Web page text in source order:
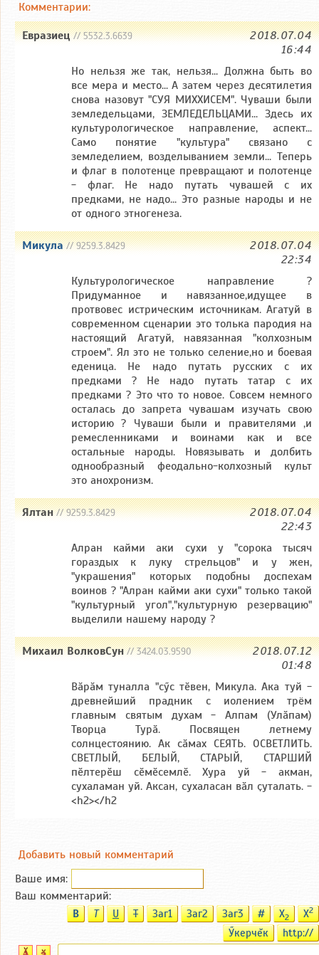
Комментарии:
Евразиец// 5532.3.6639
2018.07.04
16:44
Но нельзя же так, нельзя... Должна быть во
все мера и место... А затем через десятилетия
снова назовут "СУЯ МИХХИСЕМ". Чуваши были
земледельцами, ЗЕМЛЕДЕЛЬЦАМИ... Здесь их
культурологическое направление, аспект...
Само понятие "культура" связано с
земледелием, возделыванием земли... Теперь
и флаг в полотенце превращают и полотенце
- флаг. Не надо путать чувашей с их
предками, не надо... Это разные народы и не
от одного этногенеза.
Микула// 9259.3.8429
2018.07.04
22:34
Культурологическое направление ?
Придуманное и навязанное,идущее в
протвовес истрическим источникам. Агатуй в
современном сценарии это толька пародия на
настоящий Агатуй, навязанная "колхозным
строем". Ял это не только селение,но и боевая
еденица. Не надо путать русских с их
предками ? Не надо путать татар с их
предками ? Это что то новое. Совсем немного
осталась до запрета чувашам изучать свою
историю ? Чуваши были и правителями ,и
ремесленниками и воинами как и все
остальные народы. Новязывать и долбить
однообразный феодально-колхозный культ
это анохронизм.
Ялтан// 9259.3.8429
2018.07.04
22:43
Алран кайми аки сухи у "сорока тысяч
гораздых к луку стрельцов" и у жен,
"украшения" которых подобны доспехам
воинов ? "Алран кайми аки сухи" только такой
"культурный угол","культурную резервацию"
выделили нашему народу ?
Михаил ВолковСун// 3424.03.9590
2018.07.12
01:48
Вӑрӑм туналла "сӳс тӗвен, Микула. Ака туй -
древнейший прадник с иолением трём
главным святым духам - Алпам (Улӑпам)
Творца Турӑ. Посвящен летнему
солнцестоянию. Ак сӑмах СЕЯТЬ. ОСВЕТЛИТЬ.
СВЕТЛЫЙ, БЕЛЫЙ, СТАРЫЙ, СТАРШИЙ
пӗлтерӗш сӗмӗсемлӗ. Хура уй - акман,
сухаламан уй. Аксан, сухаласан вӑл ҫуталать. -
<h2></h2
Добавить новый комментарий
Ваше имя:
Ваш комментарий:
B T U T Заг1 Заг2 Заг3 # X2 X2
Ӳкерчĕк http://